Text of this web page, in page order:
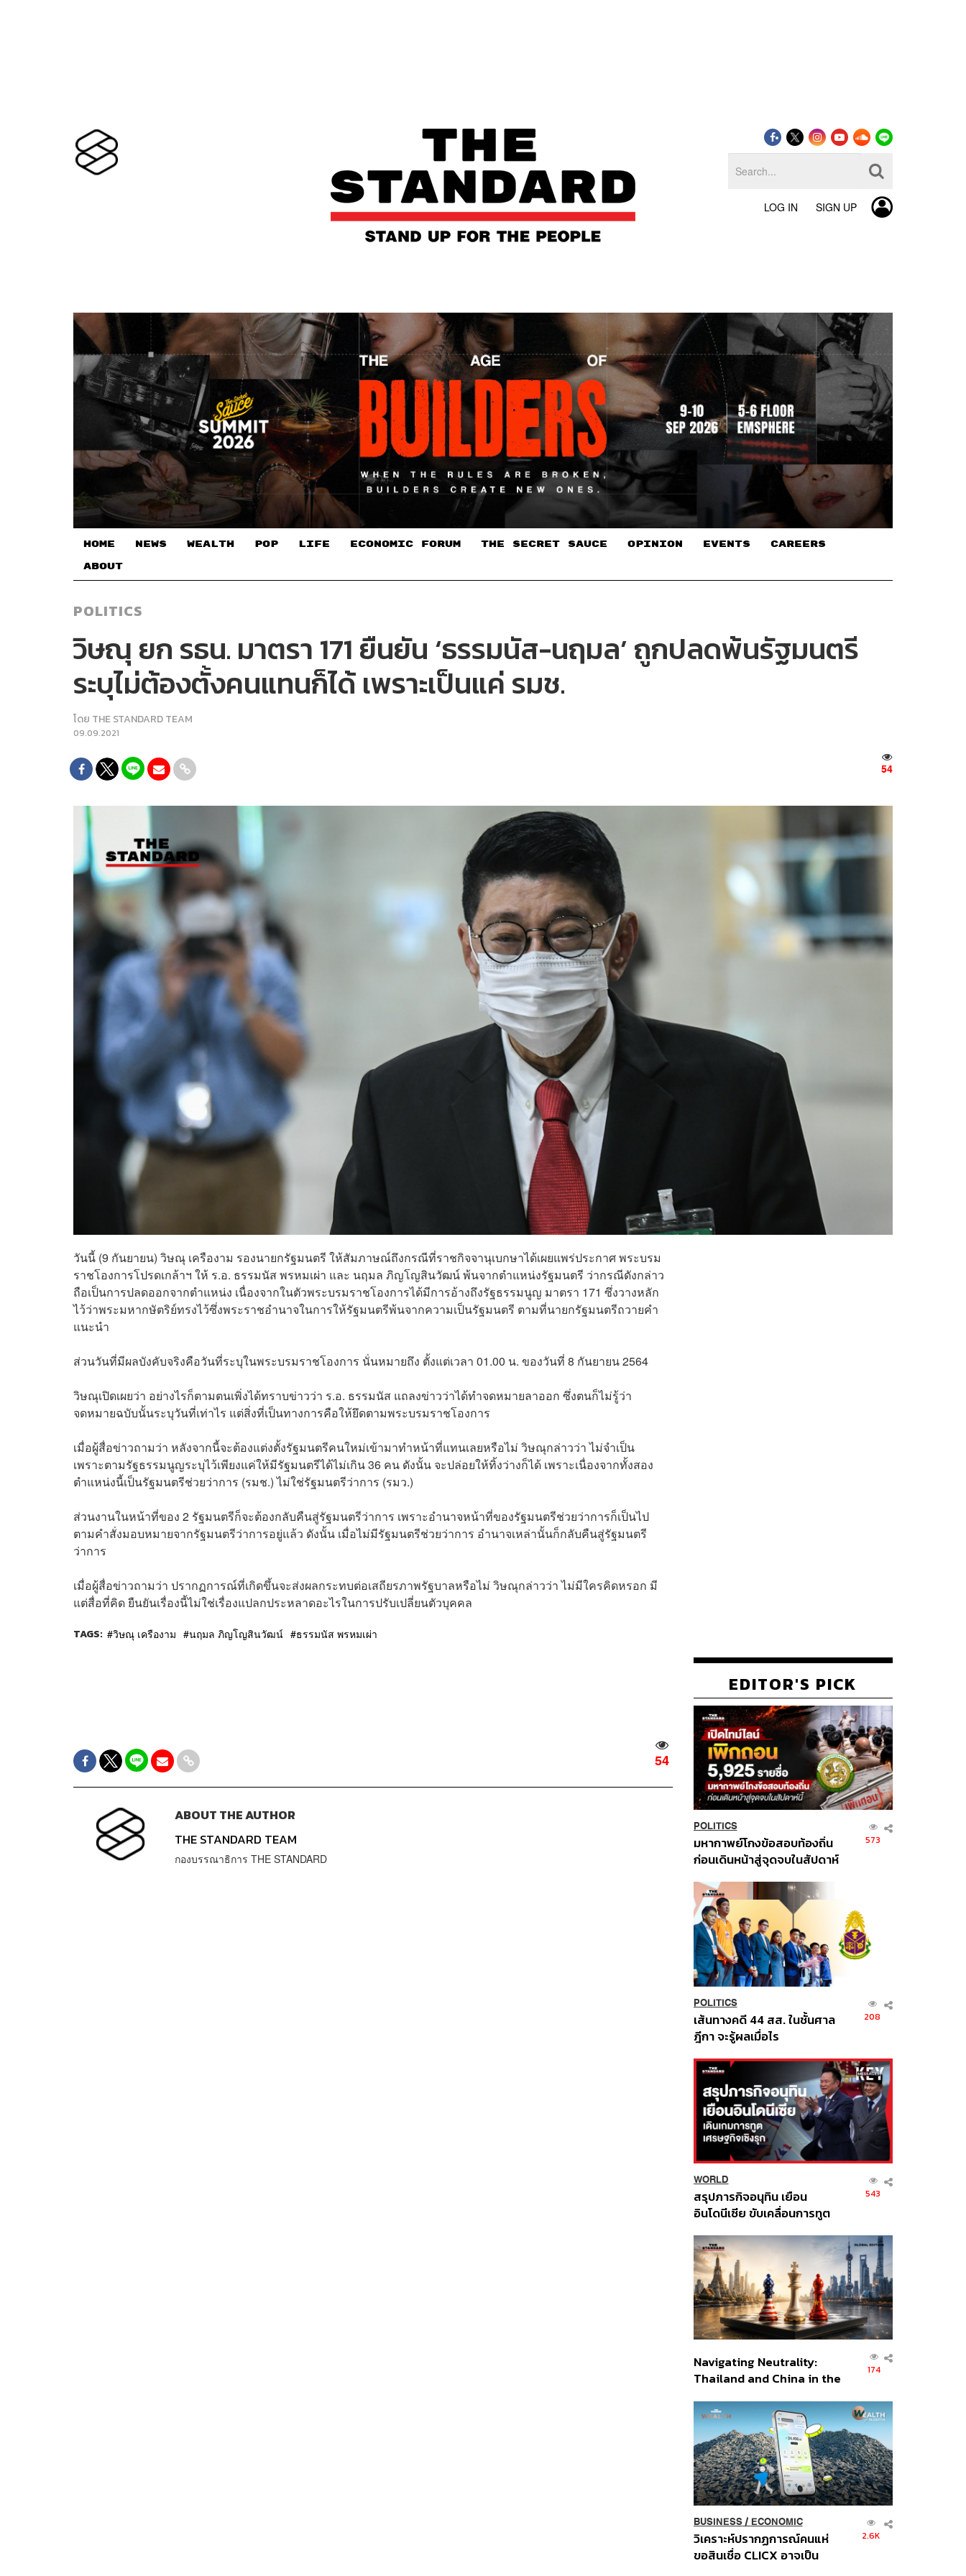
LOG IN SIGN UP
HOME NEWS WEALTH POP LIFE ECONOMIC FORUM THE SECRET SAUCE​ OPINION EVENTS CAREERS
ABOUT
POLITICS
วิษณุ ยก รธน. มาตรา 171 ยืนยัน ‘ธรรมนัส-นฤมล’ ถูกปลดพ้นรัฐมนตรี
ระบุไม่ต้องตั้งคนแทนก็ได้ เพราะเป็นแค่ รมช.
โดย THE STANDARD TEAM
09.09.2021
54
วันนี้ (9 กันยายน) วิษณุ เครืองาม รองนายกรัฐมนตรี ให้สัมภาษณ์ถึงกรณีที่ราชกิจจานุเบกษาได้เผยแพร่ประกาศ พระบรม
ราชโองการโปรดเกล้าฯ ให้ ร.อ. ธรรมนัส พรหมเผ่า และ นฤมล ภิญโญสินวัฒน์ พ้นจากตำแหน่งรัฐมนตรี ว่ากรณีดังกล่าว
ถือเป็นการปลดออกจากตำแหน่ง เนื่องจากในตัวพระบรมราชโองการได้มีการอ้างถึงรัฐธรรมนูญ มาตรา 171 ซึ่งวางหลัก
ไว้ว่าพระมหากษัตริย์ทรงไว้ซึ่งพระราชอํานาจในการให้รัฐมนตรีพ้นจากความเป็นรัฐมนตรี ตามที่นายกรัฐมนตรีถวายคํา
แนะนํา
ส่วนวันที่มีผลบังคับจริงคือวันที่ระบุในพระบรมราชโองการ นั่นหมายถึง ตั้งแต่เวลา 01.00 น. ของวันที่ 8 กันยายน 2564
วิษณุเปิดเผยว่า อย่างไรก็ตามตนเพิ่งได้ทราบข่าวว่า ร.อ. ธรรมนัส แถลงข่าวว่าได้ทำจดหมายลาออก ซึ่งตนก็ไม่รู้ว่า
จดหมายฉบับนั้นระบุวันที่เท่าไร แต่สิ่งที่เป็นทางการคือให้ยึดตามพระบรมราชโองการ
เมื่อผู้สื่อข่าวถามว่า หลังจากนี้จะต้องแต่งตั้งรัฐมนตรีคนใหม่เข้ามาทำหน้าที่แทนเลยหรือไม่ วิษณุกล่าวว่า ไม่จำเป็น
เพราะตามรัฐธรรมนูญระบุไว้เพียงแค่ให้มีรัฐมนตรีได้ไม่เกิน 36 คน ดังนั้น จะปล่อยให้ทิ้งว่างก็ได้ เพราะเนื่องจากทั้งสอง
ตำแหน่งนี้เป็นรัฐมนตรีช่วยว่าการ (รมช.) ไม่ใช่รัฐมนตรีว่าการ (รมว.)
ส่วนงานในหน้าที่ของ 2 รัฐมนตรีก็จะต้องกลับคืนสู่รัฐมนตรีว่าการ เพราะอำนาจหน้าที่ของรัฐมนตรีช่วยว่าการก็เป็นไป
ตามคำสั่งมอบหมายจากรัฐมนตรีว่าการอยู่แล้ว ดังนั้น เมื่อไม่มีรัฐมนตรีช่วยว่าการ อำนาจเหล่านั้นก็กลับคืนสู่รัฐมนตรี
ว่าการ
เมื่อผู้สื่อข่าวถามว่า ปรากฏการณ์ที่เกิดขึ้นจะส่งผลกระทบต่อเสถียรภาพรัฐบาลหรือไม่ วิษณุกล่าวว่า ไม่มีใครคิดหรอก มี
แต่สื่อที่คิด ยืนยันเรื่องนี้ไม่ใช่เรื่องแปลกประหลาดอะไรในการปรับเปลี่ยนตัวบุคคล
TAGS: วิษณุ เครืองาม นฤมล ภิญโญสินวัฒน์ ธรรมนัส พรหมเผ่า
54
ABOUT THE AUTHOR
THE STANDARD TEAM
กองบรรณาธิการ THE STANDARD
EDITOR'S PICK
POLITICS
มหากาพย์โกงข้อสอบท้องถิ่น
ก่อนเดินหน้าสู่จุดจบในสัปดาห์
573
POLITICS
เส้นทางคดี 44 สส. ในชั้นศาล
ฎีกา จะรู้ผลเมื่อไร
208
WORLD
สรุปภารกิจอนุทิน เยือน
อินโดนีเซีย ขับเคลื่อนการทูต
ส่วนยุทธศาสตร์ไทย –
อินโดนีเซีย
543
Navigating Neutrality:
Thailand and China in the
Order
174
BUSINESS/ ECONOMIC
วิเคราะห์ปรากฏการณ์คนแห่
ขอสินเชื่อ CLICX อาจเป็น
2.6K